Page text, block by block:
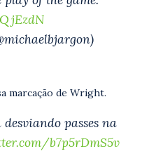
marcação de Wright.
passes na
b7p5rDmS5v